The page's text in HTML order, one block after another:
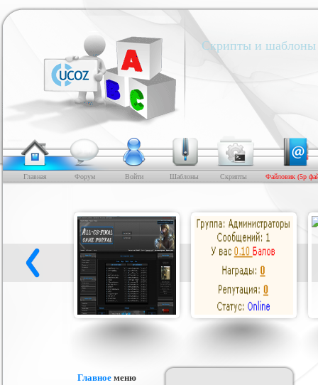
Скрипты и шаблоны
Главная Форум Войти Шаблоны Скрипты Файловик (5р
Главное меню